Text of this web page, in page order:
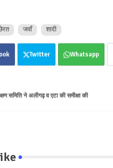
जवाँ शादी
Twitter Whatsapp
समिति ने अलीगढ़ व एटा की समीक्षा की